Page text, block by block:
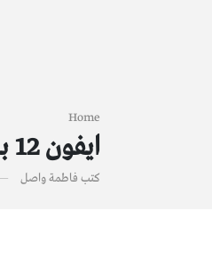
Home
ايفون 12 برو سعره ومواصفاته
كتب فاطمة واصل